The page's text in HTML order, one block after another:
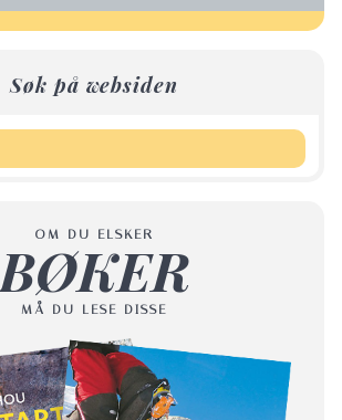
Søk på websiden
OM DU ELSKER
BØKER
MÅ DU LESE DISSE